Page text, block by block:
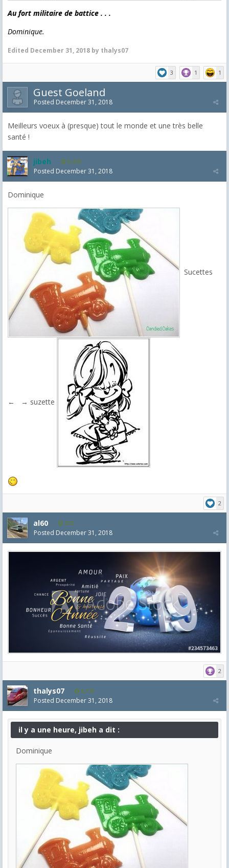
Au fort militaire de battice . . .
Dominique.
Edited December 31, 2018 by thalys07
3 1 1
Guest Goeland
Posted December 31, 2018
Meilleurs voeux à (presque) tout le monde et une très belle
santé !
jibeh 5,475
Posted December 31, 2018
Dominique
Sucettes
← → suzette
2
al60 272
Posted December 31, 2018
2
thalys07 8,175
Posted December 31, 2018
il y a une heure, jibeh a dit :
Dominique